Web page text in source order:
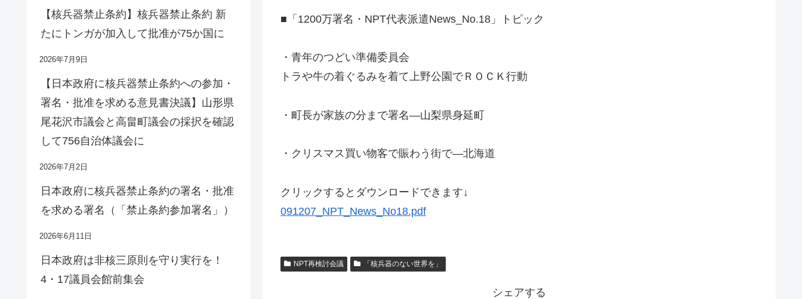
■「1200万署名・NPT代表派遣News_No.18」トピック
・青年のつどい準備委員会
トラや牛の着ぐるみを着て上野公園でＲＯＣＫ行動
・町長が家族の分まで署名―山梨県身延町
・クリスマス買い物客で賑わう街で―北海道
クリックするとダウンロードできます↓
091207_NPT_News_No18.pdf
NPT再検討会議 「核兵器のない世界を」
シェアする
【核兵器禁止条約】核兵器禁止条約 新
たにトンガが加入して批准が75か国に
2026年7月9日
【日本政府に核兵器禁止条約への参加・
署名・批准を求める意見書決議】山形県
尾花沢市議会と高畠町議会の採択を確認
して756自治体議会に
2026年7月2日
日本政府に核兵器禁止条約の署名・批准
を求める署名（「禁止条約参加署名」）
2026年6月11日
日本政府は非核三原則を守り実行を！
4・17議員会館前集会